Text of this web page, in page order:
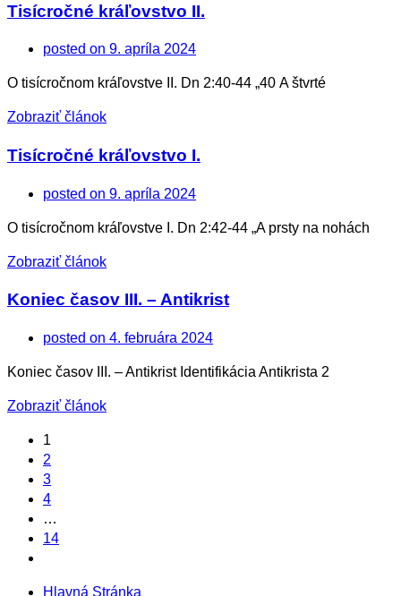
Tisícročné kráľovstvo II.
posted on 9. apríla 2024
O tisícročnom kráľovstve II. Dn 2:40-44 „40 A štvrté
Zobraziť článok
Tisícročné kráľovstvo I.
posted on 9. apríla 2024
O tisícročnom kráľovstve I. Dn 2:42-44 „A prsty na nohách
Zobraziť článok
Koniec časov III. – Antikrist
posted on 4. februára 2024
Koniec časov III. – Antikrist Identifikácia Antikrista 2
Zobraziť článok
1
2
3
4
…
14
Hlavná Stránka